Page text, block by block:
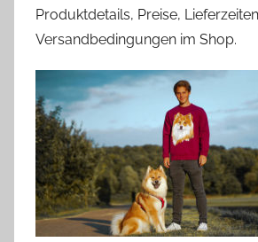
Produktdetails, Preise,
Versandbedingungen im Shop.